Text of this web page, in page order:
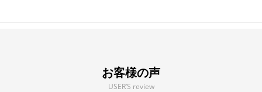
お客様の声
USER’S review